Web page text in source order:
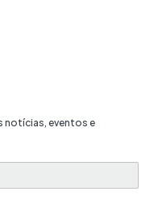
notícias, eventos e